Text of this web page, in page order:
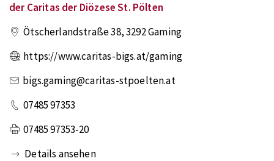
der Caritas der Diözese St. Pölten
Ötscherlandstraße 38,3292Gaming
https://www.caritas-bigs.at/gaming
bigs.gaming@caritas-stpoelten.at
07485 97353
07485 97353-20
Details ansehen